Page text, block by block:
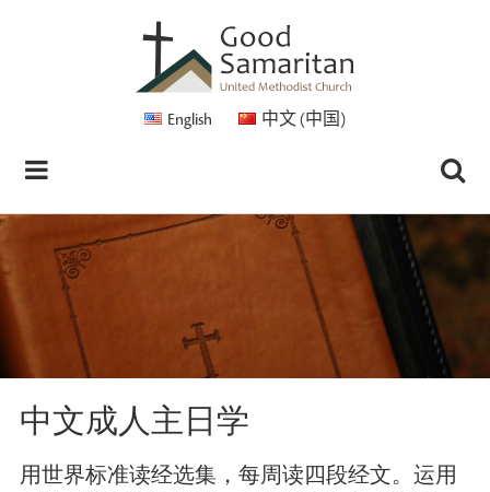
English 中文 (中国)
中文成人主日学
用世界标准读经选集，每周读四段经文。运用